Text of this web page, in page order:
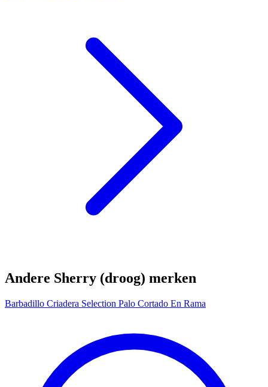
Andere Sherry (droog) merken
Barbadillo Criadera Selection Palo Cortado En Rama